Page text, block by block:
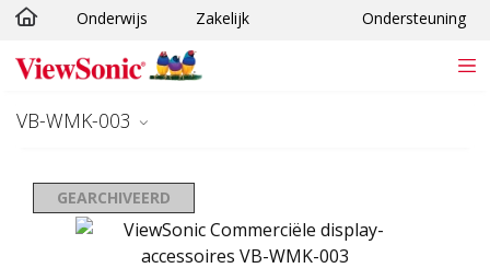
Ga naar hoofdinhoud
Onderwijs Zakelijk Ondersteuning
VB-WMK-003
GEARCHIVEERD